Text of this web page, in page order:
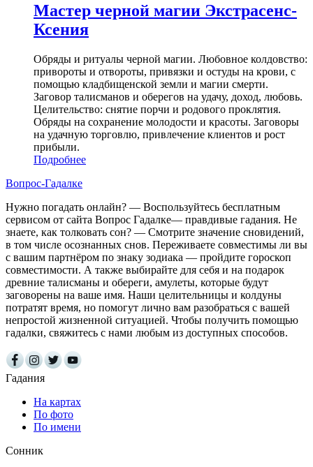
Мастер черной магии Экстрасенс-
Ксения
Обряды и ритуалы черной магии. Любовное колдовство:
привороты и отвороты, привязки и остуды на крови, с
помощью кладбищенской земли и магии смерти.
Заговор талисманов и оберегов на удачу, доход, любовь.
Целительство: снятие порчи и родового проклятия.
Обряды на сохранение молодости и красоты. Заговоры
на удачную торговлю, привлечение клиентов и рост
прибыли.
Подробнее
Вопрос-Гадалке
Нужно погадать онлайн? — Воспользуйтесь бесплатным
сервисом от сайта Вопрос Гадалке— правдивые гадания. Не
знаете, как толковать сон? — Смотрите значение сновидений,
в том числе осознанных снов. Переживаете совместимы ли вы
с вашим партнёром по знаку зодиака — пройдите гороскоп
совместимости. А также выбирайте для себя и на подарок
древние талисманы и обереги, амулеты, которые будут
заговорены на ваше имя. Наши целительницы и колдуны
потратят время, но помогут лично вам разобраться с вашей
непростой жизненной ситуацией. Чтобы получить помощью
гадалки, свяжитесь с нами любым из доступных способов.
Гадания
На картах
По фото
По имени
Сонник